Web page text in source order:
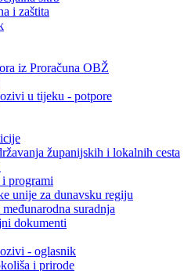
i zaštita
iz Proračuna OBŽ
u tijeku - potpore
županijskih i lokalnih cesta
programi
unije za dunavsku regiju
suradnja
dokumenti
- oglasnik
i prirode